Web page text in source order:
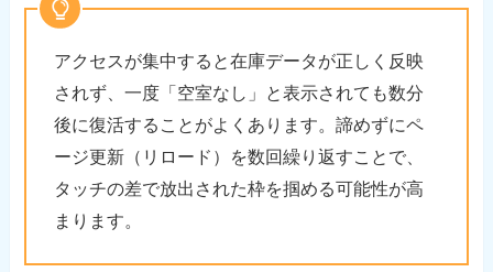
アクセスが集中すると在庫データが正しく反映
されず、一度「空室なし」と表示されても数分
後に復活することがよくあります。諦めずにペ
ージ更新（リロード）を数回繰り返すことで、
タッチの差で放出された枠を掴める可能性が高
まります。